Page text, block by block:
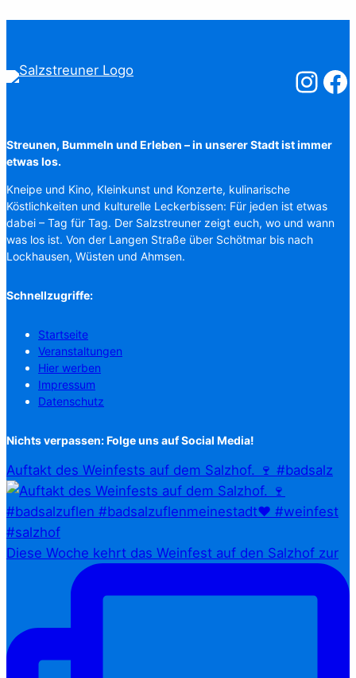
Streunen, Bummeln und Erleben – in unserer Stadt ist immer
etwas los.
Kneipe und Kino, Kleinkunst und Konzerte, kulinarische
Köstlichkeiten und kulturelle Leckerbissen: Für jeden ist etwas
dabei – Tag für Tag. Der Salzstreuner zeigt euch, wo und wann
was los ist. Von der Langen Straße über Schötmar bis nach
Lockhausen, Wüsten und Ahmsen.
Schnellzugriffe:
Startseite
Veranstaltungen
Hier werben
Impressum
Datenschutz
Nichts verpassen: Folge uns auf Social Media!
Auftakt des Weinfests auf dem Salzhof. 🍷 #badsalz
Diese Woche kehrt das Weinfest auf den Salzhof zur